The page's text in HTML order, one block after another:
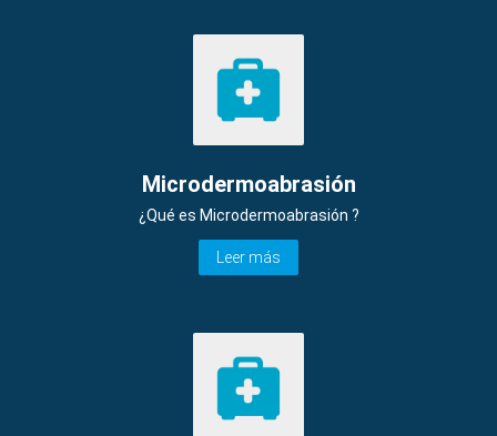
Microdermoabrasión
¿Qué es Microdermoabrasión ?
Leer más